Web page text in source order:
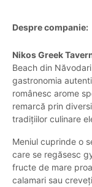
Despre companie:
Nikos Greek
Beach din
gastronomia
românesc arome
remarcă prin
tradițiilor culinare
Meniul cuprinde o
care se regăsesc
fructe de mare
calamari sau